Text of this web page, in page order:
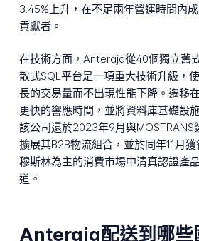
3.45%上升，在不足兩年營運時間內
貢獻者。
在技術方面，Anteraja從40個獨立舊
散式SQL平台是一項重大技術升級，
長的交易量而不出現性能下降。遷移
更快的響應時間，並將資料庫基礎設
該公司還於2023年9月與MOSTRANS
擴展其B2B物流組合，並於同年11月
穆斯林為主的消費市場中清真認證產
道。
Anteraja配送到哪些